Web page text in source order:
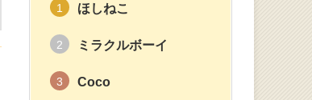
1 ほしねこ
2 ミラクルボーイ
3 Coco